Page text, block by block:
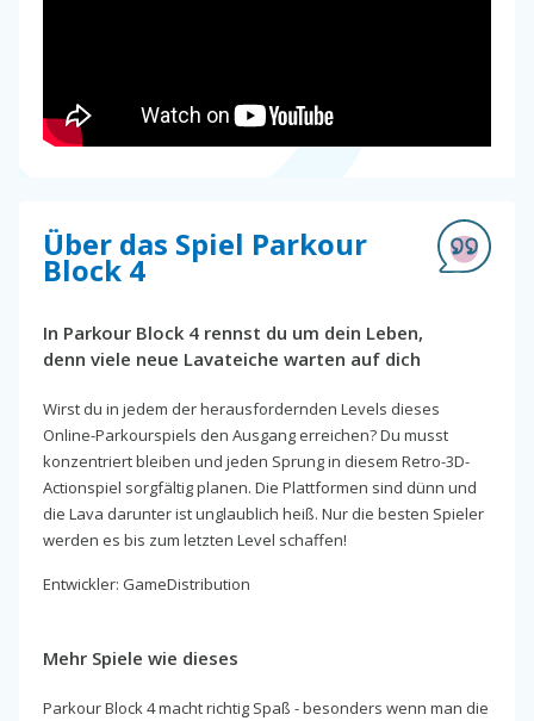
Über das Spiel Parkour
Block 4
In Parkour Block 4 rennst du um dein Leben,
denn viele neue Lavateiche warten auf dich
Wirst du in jedem der herausfordernden Levels dieses
Online-Parkourspiels den Ausgang erreichen? Du musst
konzentriert bleiben und jeden Sprung in diesem Retro-3D-
Actionspiel sorgfältig planen. Die Plattformen sind dünn und
die Lava darunter ist unglaublich heiß. Nur die besten Spieler
werden es bis zum letzten Level schaffen!
Entwickler: GameDistribution
Mehr Spiele wie dieses
Parkour Block 4 macht richtig Spaß - besonders wenn man die